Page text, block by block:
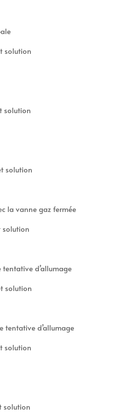
solution
solution
solution
la vanne gaz fermée
solution
tentative d’allumage
solution
tentative d’allumage
solution
solution